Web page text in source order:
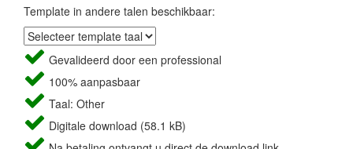
Template in andere talen beschikbaar:
Gevalideerd door een professional
100% aanpasbaar
Taal: Other
Digitale download (58.1 kB)